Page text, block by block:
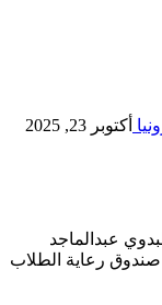
أكتوبر 23, 2025
البدوي عبدالماجد
صندوق رعاية الطلاب